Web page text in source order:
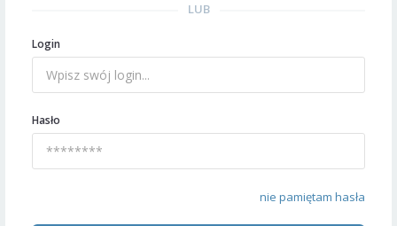
LUB
Login
Hasło
nie pamiętam hasła